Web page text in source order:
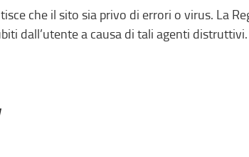
che il sito sia privo di errori o virus. La
dall’utente a causa di tali agenti distruttivi.